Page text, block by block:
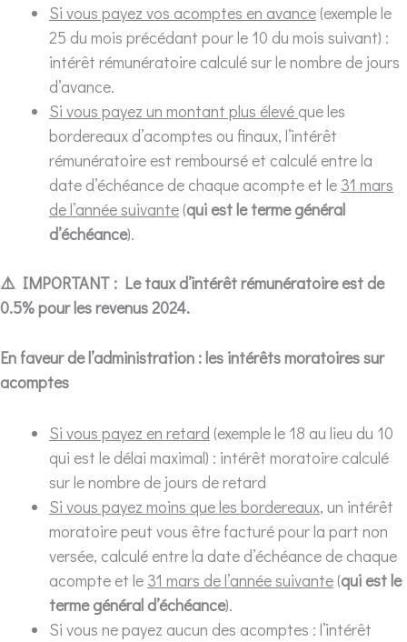
Si vous payez vos acomptes en avance(exemple le
25 du mois précédant pour le 10 du mois suivant) :
intérêt rémunératoire calculé sur le nombre de jours
d’avance.
Si vous payez un montant plus élevé que les
bordereaux d’acomptes ou finaux, l’intérêt
rémunératoire est remboursé et calculé entre la
date d’échéance de chaque acompte et le 31 mars
de l’année suivante(qui est le terme général
d’échéance).
⚠️ IMPORTANT : Le taux d’intérêt rémunératoire est de
0.5% pour les revenus 2024.
En faveur de l’administration : les intérêts moratoires sur
acomptes
Si vous payez en retard (exemple le 18 au lieu du 10
qui est le délai maximal) : intérêt moratoire calculé
sur le nombre de jours de retard
Si vous payez moins que les bordereaux, un intérêt
moratoire peut vous être facturé pour la part non
versée, calculé entre la date d’échéance de chaque
acompte et le 31 mars de l’année suivante(qui est le
terme général d’échéance).
Si vous ne payez aucun des acomptes : l’intérêt